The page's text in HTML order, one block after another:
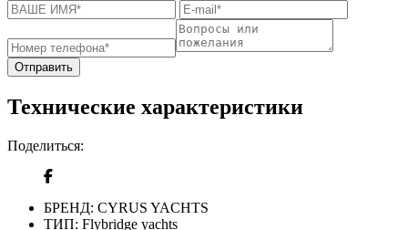
Отправить
Технические характеристики
Поделиться:
БРЕНД: CYRUS YACHTS
ТИП: Flybridge yachts